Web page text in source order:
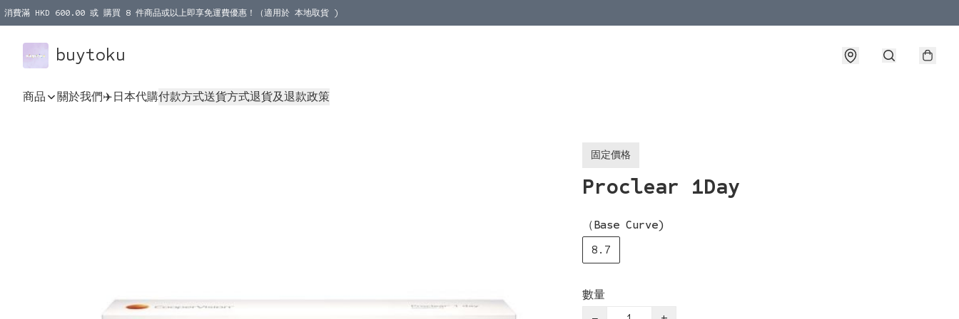
消費滿 HKD 600.00 或 購買 8 件商品或以上即享免運費優惠！（適用於 本地取貨 )
buytoku
商品 關於我們✈️日本代購付款方式送貨方式退貨及退款政策
固定價格
Proclear 1Day
（Base Curve)
8.7
數量